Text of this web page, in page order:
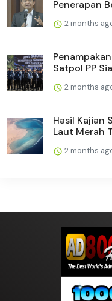
Penerapan
2 months
Satpol PP
2 months
Hasil Kajian
Laut Merah
2 months